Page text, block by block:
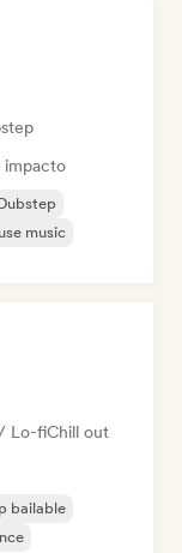
impacto
music
Lo-fiChill out
bailable